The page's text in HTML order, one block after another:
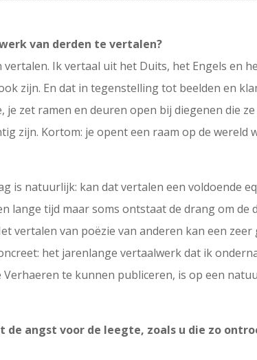
van derden te vertalen?
Ik vertaal uit het Duits, het Engels en
zijn. En dat in tegenstelling tot beelden en
je zet ramen en deuren open bij diegenen die
zijn. Kortom: je opent een raam op de
is natuurlijk: kan dat vertalen een voldoende
lange tijd maar soms ontstaat de drang om
vertalen van poëzie van anderen kan een
het jarenlange vertaalwerk dat ik
Verhaeren te kunnen publiceren, is op een
de angst voor de leegte, zoals u die zo